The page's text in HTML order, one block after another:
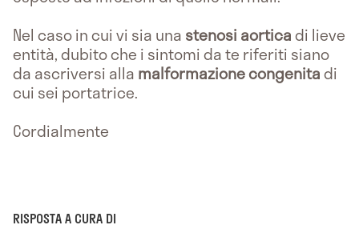
Nel caso in cui vi sia una stenosi aorticadi lieve
entità, dubito che i sintomi da te riferiti siano
da ascriversi alla malformazione congenitadi
cui sei portatrice.
Cordialmente
RISPOSTA A CURA DI